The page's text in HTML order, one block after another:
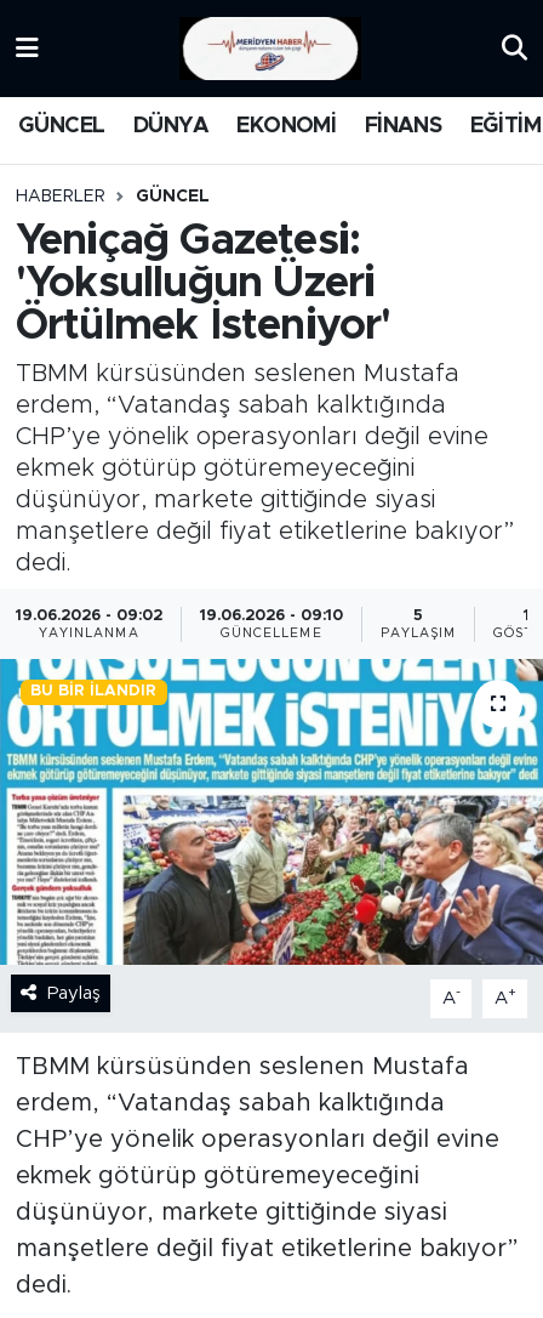
GÜNCEL DÜNYA EKONOMİ FİNANS EĞİTİM
HABERLER GÜNCEL
Yeniçağ Gazetesi:
'Yoksulluğun Üzeri
Örtülmek İsteniyor'
TBMM kürsüsünden seslenen Mustafa
erdem, “Vatandaş sabah kalktığında
CHP’ye yönelik operasyonları değil evine
ekmek götürüp götüremeyeceğini
düşünüyor, markete gittiğinde siyasi
manşetlere değil fiyat etiketlerine bakıyor”
dedi.
19.06.2026 - 09:02
YAYINLANMA
19.06.2026 - 09:10
GÜNCELLEME
5
PAYLAŞIM
19
BU BIR İLANDIR
Paylaş A- A+
TBMM kürsüsünden seslenen Mustafa
erdem, “Vatandaş sabah kalktığında
CHP’ye yönelik operasyonları değil evine
ekmek götürüp götüremeyeceğini
düşünüyor, markete gittiğinde siyasi
manşetlere değil fiyat etiketlerine bakıyor”
dedi.
MEDYA
FİNANS
DÜNYA
GÜNCEL
KARİKATÜR
RÖPÖRTAJ
ANALİZ
NOSTALJİ
KULİS
YAZARLAR
DİNİ
SPOR
KÜLTÜR SANAT
YAŞAM
Trafik Durumu
Süper Lig Puan Durumu ve Fikstür
Tüm Manşetler
Son Dakika Haberleri
Haber Arşivi